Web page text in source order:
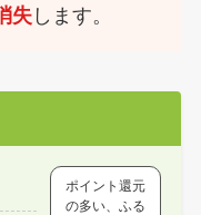
失 します。
ポイント還元
の多い、ふる